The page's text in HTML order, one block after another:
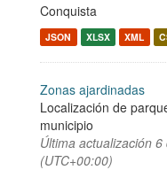
Conquista
JSON XLSX XML
Zonas ajardinadas
Localización de
municipio
Última actualización 6
(UTC+00:00)